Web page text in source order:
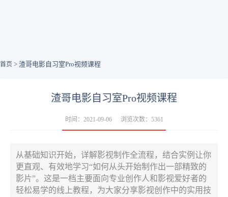
首页 > 渣哥电影自习室Pro视频课程
渣哥电影自习室Pro视频课程
时间：2021-09-06 浏览次数：5361
从基础知识开始，详解影视制作全流程，结合实例让你
更直观、有效地学习“如何从头开始制作出一部精致的
影片”。这是一档主要面向专业创作人和影视爱好者的
轻松易学的线上教程，为大家分享影视创作中的实用技